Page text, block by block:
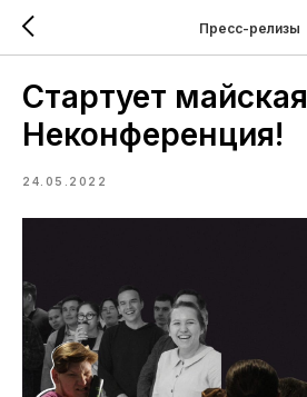
Пресс-релизы
Стартует майская
Неконференция!
24.05.2022